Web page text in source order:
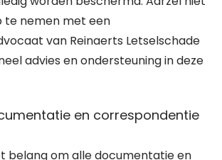
nemen met een
van Reinaerts Letselschade
advies en ondersteuning in deze
en correspondentie
belang om alle documentatie en